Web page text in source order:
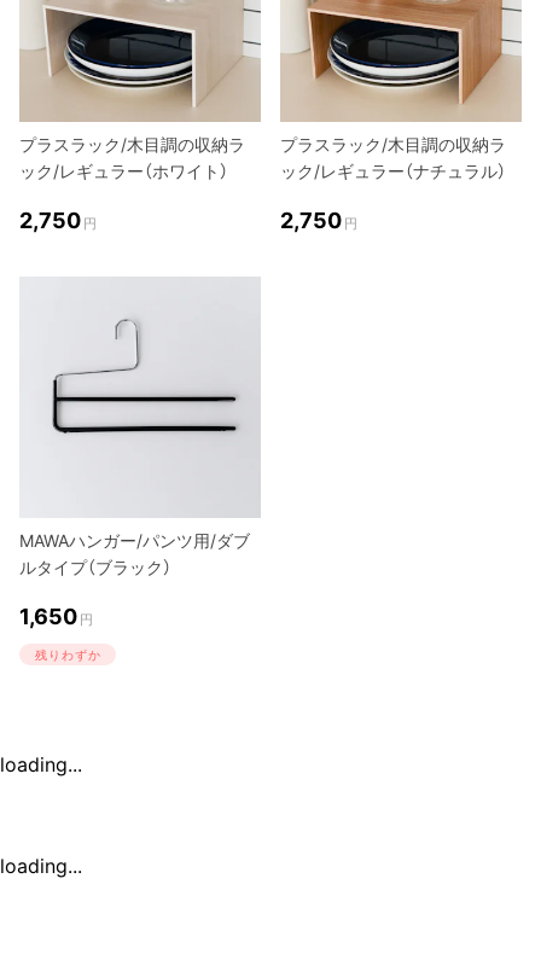
プラスラック/木目調の収納ラ
ック/レギュラー（ホワイト）
2,750 円
プラスラック/木目調の収納ラ
ック/レギュラー（ナチュラル）
2,750 円
MAWAハンガー/パンツ用/ダブ
ルタイプ（ブラック）
1,650 円
残りわずか
loading...
loading...